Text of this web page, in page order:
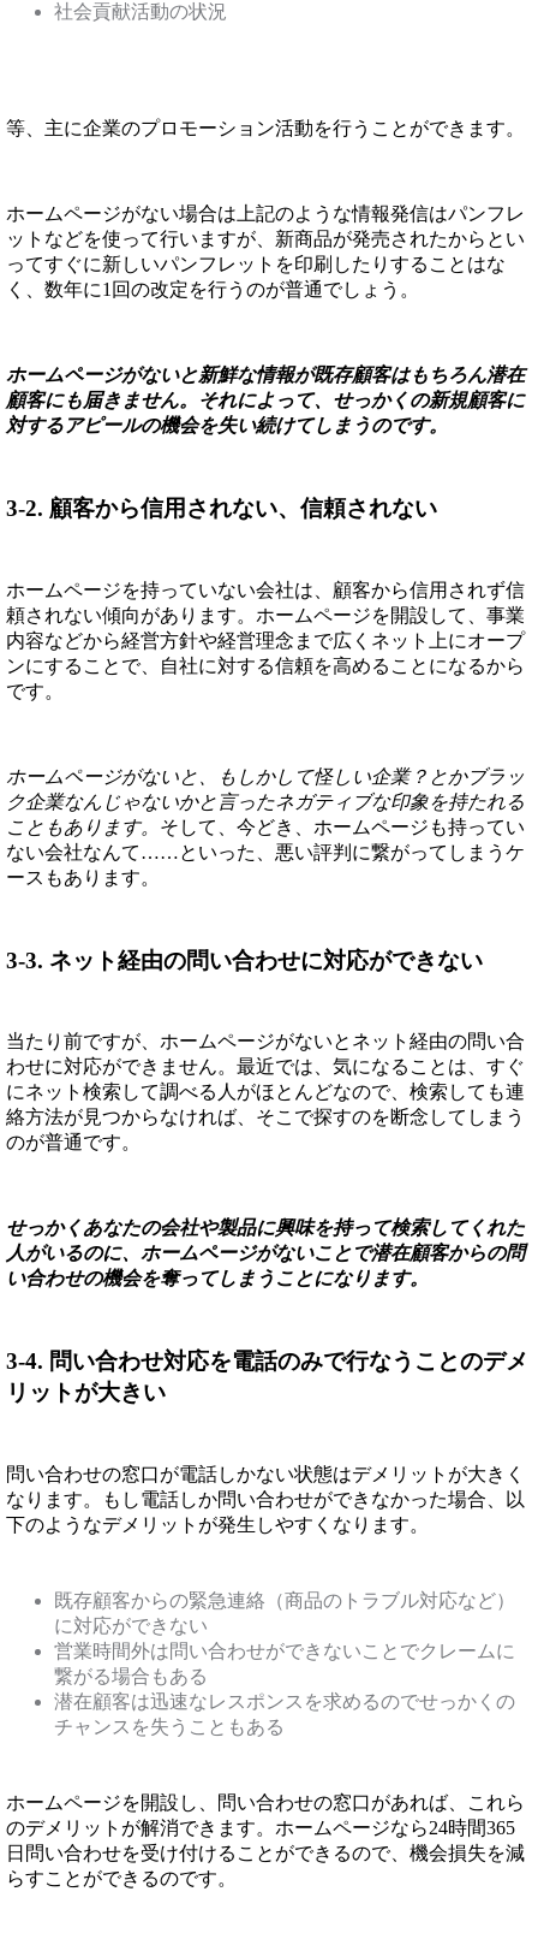
社会貢献活動の状況
等、主に企業のプロモーション活動を行うことができます。
ホームページがない場合は上記のような情報発信はパンフレ
ットなどを使って行いますが、新商品が発売されたからとい
ってすぐに新しいパンフレットを印刷したりすることはな
く、数年に1回の改定を行うのが普通でしょう。
ホームページがないと新鮮な情報が既存顧客はもちろん潜在
顧客にも届きません。それによって、せっかくの新規顧客に
対するアピールの機会を失い続けてしまうのです。
3-2. 顧客から信用されない、信頼されない
ホームページを持っていない会社は、顧客から信用されず信
頼されない傾向があります。ホームページを開設して、事業
内容などから経営方針や経営理念まで広くネット上にオープ
ンにすることで、自社に対する信頼を高めることになるから
です。
ホームページがないと、もしかして怪しい企業？とかブラッ
ク企業なんじゃないかと言ったネガティブな印象を持たれる
こともあります。 そして、今どき、ホームページも持ってい
ない会社なんて……といった、悪い評判に繋がってしまうケ
ースもあります。
3-3. ネット経由の問い合わせに対応ができない
当たり前ですが、ホームページがないとネット経由の問い合
わせに対応ができません。最近では、気になることは、すぐ
にネット検索して調べる人がほとんどなので、検索しても連
絡方法が見つからなければ、そこで探すのを断念してしまう
のが普通です。
せっかくあなたの会社や製品に興味を持って検索してくれた
人がいるのに、ホームページがないことで潜在顧客からの問
い合わせの機会を奪ってしまうことになります。
3-4. 問い合わせ対応を電話のみで行なうことのデメ
リットが大きい
問い合わせの窓口が電話しかない状態はデメリットが大きく
なります。もし電話しか問い合わせができなかった場合、以
下のようなデメリットが発生しやすくなります。
既存顧客からの緊急連絡（商品のトラブル対応など）
に対応ができない
営業時間外は問い合わせができないことでクレームに
繋がる場合もある
潜在顧客は迅速なレスポンスを求めるのでせっかくの
チャンスを失うこともある
ホームページを開設し、問い合わせの窓口があれば、これら
のデメリットが解消できます。ホームページなら24時間365
日問い合わせを受け付けることができるので、機会損失を減
らすことができるのです。